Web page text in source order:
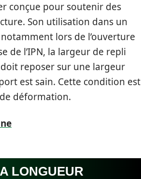
conçue pour soutenir des
Son utilisation dans un
lors de l’ouverture
de l’IPN, la largeur de repli
reposer sur une largeur
est sain. Cette condition est
déformation.
LONGUEUR